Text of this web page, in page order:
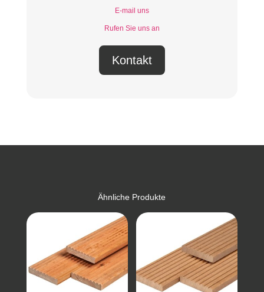
E-mail uns
Rufen Sie uns an
Kontakt
Ähnliche Produkte